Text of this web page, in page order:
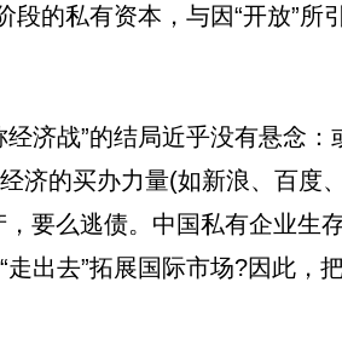
段的私有资本，与因“开放”
济战”的结局近乎没有悬念
济的买办力量(如新浪、百度
要么逃债。中国私有企业生
出去”拓展国际市场?因此